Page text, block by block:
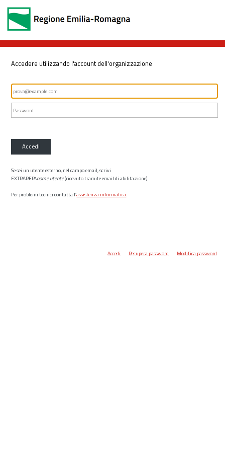
Accedere utilizzando l'account dell'organizzazione
Accedi
Se sei un utente esterno, nel campo email, scrivi
EXTRARER\nome utente(ricevuto tramite email di abilitazione)
Per problemi tecnici contatta l’assistenza informatica.
Accedi Recupera password Modifica password